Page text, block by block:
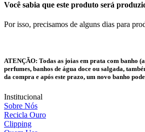
Você sabia que este produto será
Por isso, precisamos de alguns dias para
ATENÇÃO: Todas as joias em prata com banho
perfumes, banhos de água doce ou salgada,
da compra e após este prazo, um novo banho
Institucional
Sobre Nós
Recicla Ouro
Clipping